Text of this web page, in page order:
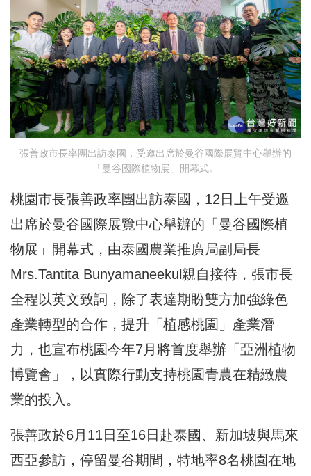
張善政市長率團出訪泰國，受邀出席於曼谷國際展覽中心舉辦的
「曼谷國際植物展」開幕式。
桃園市長張善政率團出訪泰國，12日上午受邀
出席於曼谷國際展覽中心舉辦的「曼谷國際植
物展」開幕式，由泰國農業推廣局副局長
Mrs.Tantita Bunyamaneekul親自接待，張市長
全程以英文致詞，除了表達期盼雙方加強綠色
產業轉型的合作，提升「植感桃園」產業潛
力，也宣布桃園今年7月將首度舉辦「亞洲植物
博覽會」，以實際行動支持桃園青農在精緻農
業的投入。
張善政於6月11日至16日赴泰國、新加坡與馬來
西亞參訪，停留曼谷期間，特地率8名桃園在地